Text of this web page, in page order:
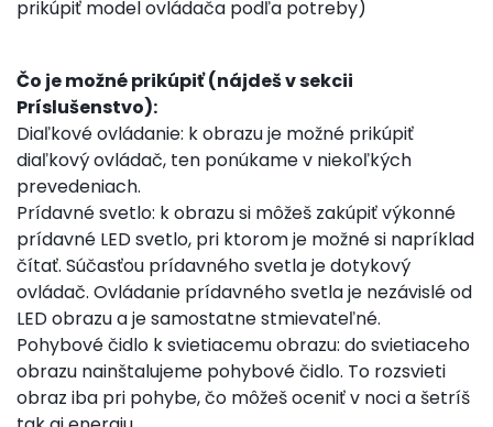
prikúpiť model ovládača podľa potreby)
Čo je možné prikúpiť (nájdeš v sekcii
Príslušenstvo):
Diaľkové ovládanie: k obrazu je možné prikúpiť
diaľkový ovládač, ten ponúkame v niekoľkých
prevedeniach.
Prídavné svetlo: k obrazu si môžeš zakúpiť výkonné
prídavné LED svetlo, pri ktorom je možné si napríklad
čítať. Súčasťou prídavného svetla je dotykový
ovládač. Ovládanie prídavného svetla je nezávislé od
LED obrazu a je samostatne stmievateľné.
Pohybové čidlo k svietiacemu obrazu: do svietiaceho
obrazu nainštalujeme pohybové čidlo. To rozsvieti
obraz iba pri pohybe, čo môžeš oceniť v noci a šetríš